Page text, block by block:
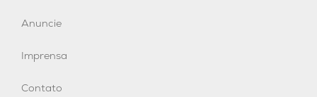
Anuncie
Imprensa
Contato